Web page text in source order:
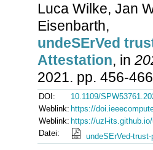
Luca Wilke, Jan
Eisenbarth,
undeSErVed
Attestation, in
2021. pp. 456-
DOI:
10.1109/
Weblink: https://
Weblink: https://uzl-
Datei:
undeSErVed-trust-